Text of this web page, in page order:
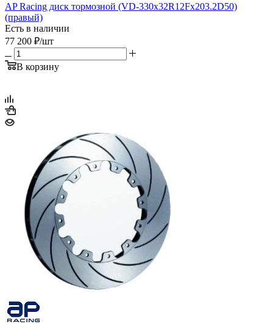
AP Racing диск тормозной (VD-330x32R12Fx203.2D50)
(правый)
Есть в наличии
77 200 ₽/шт
В корзину